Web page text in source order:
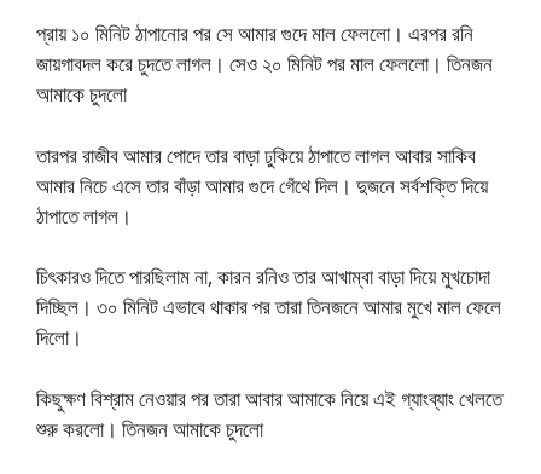
প্রায় ১০ মিনিট ঠাপানোর পর সে আমার গুদে মাল ফেললো। এরপর রনি
জায়গাবদল করে চুদতে লাগল। সেও ২০ মিনিট পর মাল ফেললো। তিনজন
আমাকে চুদলো
তারপর রাজীব আমার পোদে তার বাড়া ঢুকিয়ে ঠাপাতে লাগল আবার সাকিব
আমার নিচে এসে তার বাঁড়া আমার গুদে গেঁথে দিল। দুজনে সর্বশক্তি দিয়ে
ঠাপাতে লাগল।
চিৎকারও দিতে পারছিলাম না, কারন রনিও তার আখাম্বা বাড়া দিয়ে মুখচোদা
দিচ্ছিল। ৩০ মিনিট এভাবে থাকার পর তারা তিনজনে আমার মুখে মাল ফেলে
দিলো।
কিছুক্ষণ বিশ্রাম নেওয়ার পর তারা আবার আমাকে নিয়ে এই গ্যাংব্যাং খেলতে
শুরু করলো। তিনজন আমাকে চুদলো